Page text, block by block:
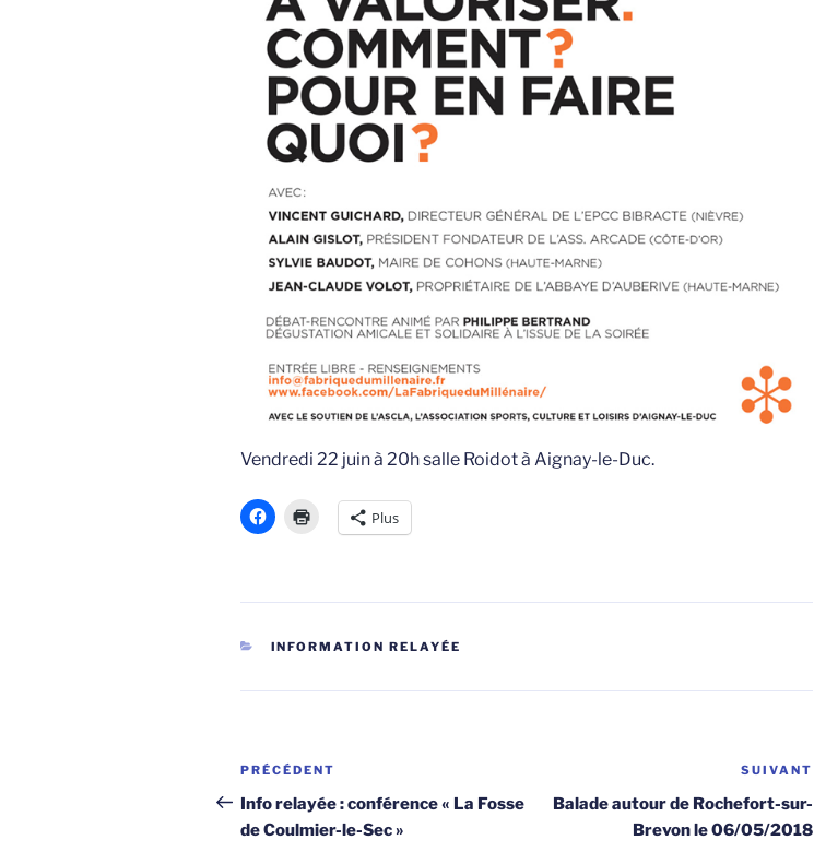
Vendredi 22 juin à 20h salle Roidot à Aignay-le-Duc.
Plus
CATÉGORIES
INFORMATION RELAYÉE
Navigation
de
l’article
Article
précédent
PRÉCÉDENT
Info relayée : conférence « La Fosse
de Coulmier-le-Sec »
SUIVANT
Balade autour de Rochefort-sur-
Brevon le 06/05/2018